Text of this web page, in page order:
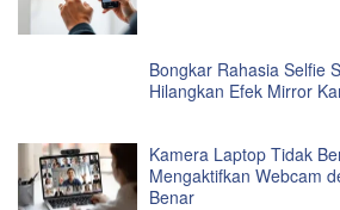
Bongkar Rahasia Selfie
Hilangkan Efek Mirror
Kamera Laptop Tidak
Mengaktifkan Webcam
Benar